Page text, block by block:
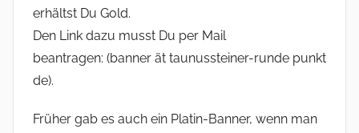
erhältst Du Gold.
Den Link dazu musst Du per Mail
beantragen: (banner ät taunussteiner-runde punkt
de).
Früher gab es auch ein Platin-Banner, wenn man